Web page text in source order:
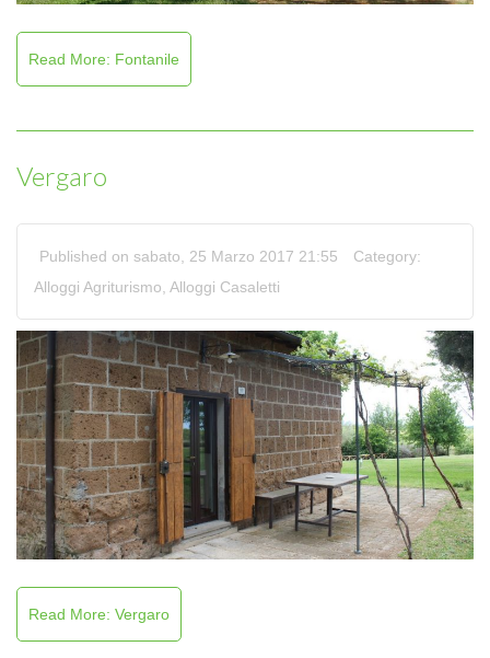
Read More: Fontanile
Vergaro
Published on sabato, 25 Marzo 2017 21:55
Category:
Alloggi Agriturismo Alloggi Casaletti
Read More: Vergaro